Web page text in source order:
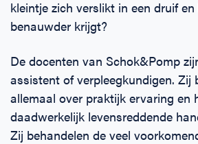
kleintje zich verslikt in een druif
benauwder krijgt?
De docenten van Schok&Pomp
assistent of verpleegkundigen. Zij
allemaal over praktijk ervaring en
daadwerkelijk levensreddende
Zij behandelen de veel